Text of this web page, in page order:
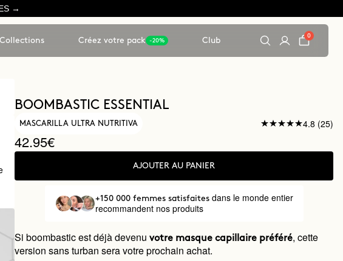
→
Collections Créez votre pack -20% Club
0
BOOMBASTIC ESSENTIAL
MASCARILLA ULTRA NUTRITIVA 4.8 (25)
42.95€
AJOUTER AU PANIER
+150 000 femmes satisfaites dans le monde entier
recommandent nos produits
Si boombastic est déjà devenuvotre masque capillaire préféré, cette
version sans turban sera votre prochain achat.